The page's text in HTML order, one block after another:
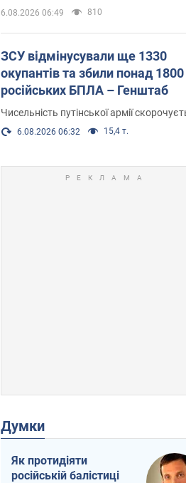
6.08.2026 06:49 810
ЗСУ відмінусували ще 1330
окупантів та збили понад 1800
російських БПЛА – Генштаб
Чисельність путінської армії
6.08.2026 06:32 15,4 т.
Думки
Як протидіяти
російській балістиці